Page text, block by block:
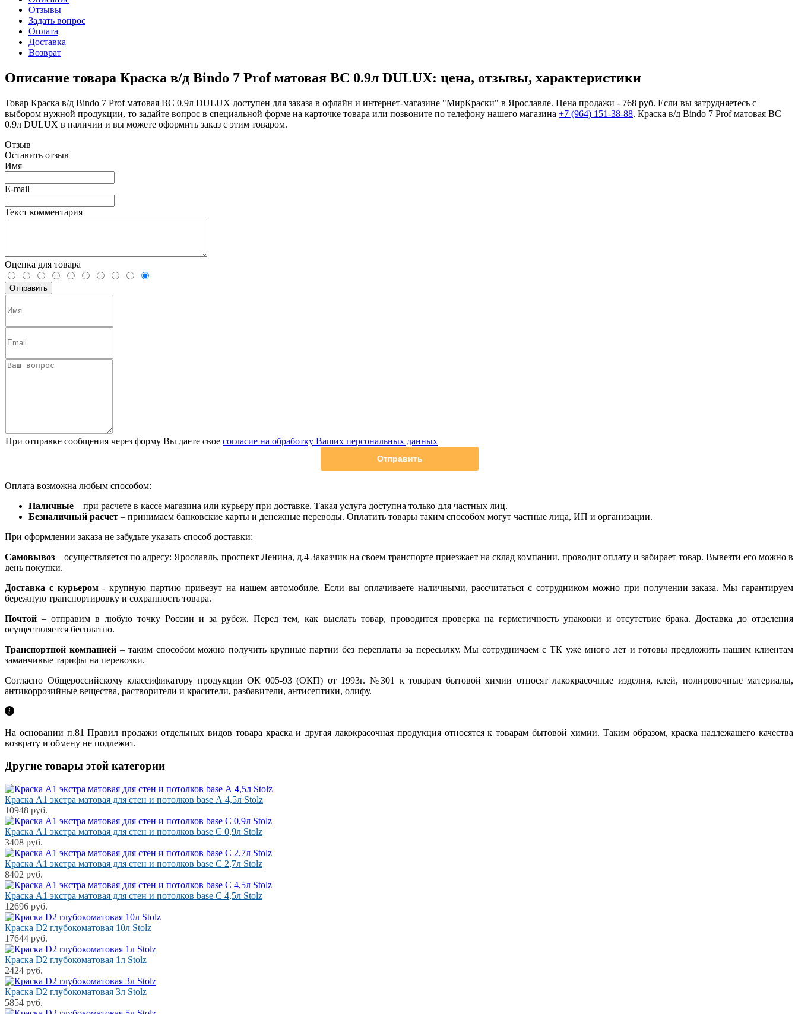
Отзывы
Задать вопрос
Оплата
Доставка
Возврат
Описание товара Краска в/д Bindo 7 Prof матовая BC 0.9л DULUX: цена, отзывы, характеристики
Товар Краска в/д Bindo 7 Prof матовая BC 0.9л DULUX доступен для заказа в офлайн и интернет-магазине "МирКраски" в Ярославле. Цена продажи - 768 руб. Если вы затрудняетесь с
выбором нужной продукции, то задайте вопрос в специальной форме на карточке товара или позвоните по телефону нашего магазина +7 (964) 151-38-88. Краска в/д Bindo 7 Prof матовая BC
0.9л DULUX в наличии и вы можете оформить заказ с этим товаром.
Отзыв
Оставить отзыв
Имя
E-mail
Текст комментария
Оценка для товара
При отправке сообщения через форму Вы даете свое согласие на обработку Ваших персональных данных
Оплата возможна любым способом:
Наличные – при расчете в кассе магазина или курьеру при доставке. Такая услуга доступна только для частных лиц.
Безналичный расчет – принимаем банковские карты и денежные переводы. Оплатить товары таким способом могут частные лица, ИП и организации.
При оформлении заказа не забудьте указать способ доставки:
Самовывоз – осуществляется по адресу: Ярославль, проспект Ленина, д.4 Заказчик на своем транспорте приезжает на склад компании, проводит оплату и забирает товар. Вывезти его можно в
день покупки.
Доставка с курьером- крупную партию привезут на нашем автомобиле. Если вы оплачиваете наличными, рассчитаться с сотрудником можно при получении заказа. Мы гарантируем
бережную транспортировку и сохранность товара.
Почтой – отправим в любую точку России и за рубеж. Перед тем, как выслать товар, проводится проверка на герметичность упаковки и отсутствие брака. Доставка до отделения
осуществляется бесплатно.
Транспортной компанией– таким способом можно получить крупные партии без переплаты за пересылку. Мы сотрудничаем с ТК уже много лет и готовы предложить нашим клиентам
заманчивые тарифы на перевозки.
Согласно Общероссийскому классификатору продукции ОК 005-93 (ОКП) от 1993г. №301 к товарам бытовой химии относят лакокрасочные изделия, клей, полировочные материалы,
антикоррозийные вещества, растворители и красители, разбавители, антисептики, олифу.
На основании п.81 Правил продажи отдельных видов товара краска и другая лакокрасочная продукция относятся к товарам бытовой химии. Таким образом, краска надлежащего качества
возврату и обмену не подлежит.
Другие товары этой категории
Краска A1 экстра матовая для стен и потолков base А 4,5л Stolz
10948 руб.
Краска A1 экстра матовая для стен и потолков base С 0,9л Stolz
3408 руб.
Краска A1 экстра матовая для стен и потолков base С 2,7л Stolz
8402 руб.
Краска A1 экстра матовая для стен и потолков base С 4,5л Stolz
12696 руб.
Краска D2 глубокоматовая 10л Stolz
17644 руб.
Краска D2 глубокоматовая 1л Stolz
2424 руб.
Краска D2 глубокоматовая 3л Stolz
5854 руб.